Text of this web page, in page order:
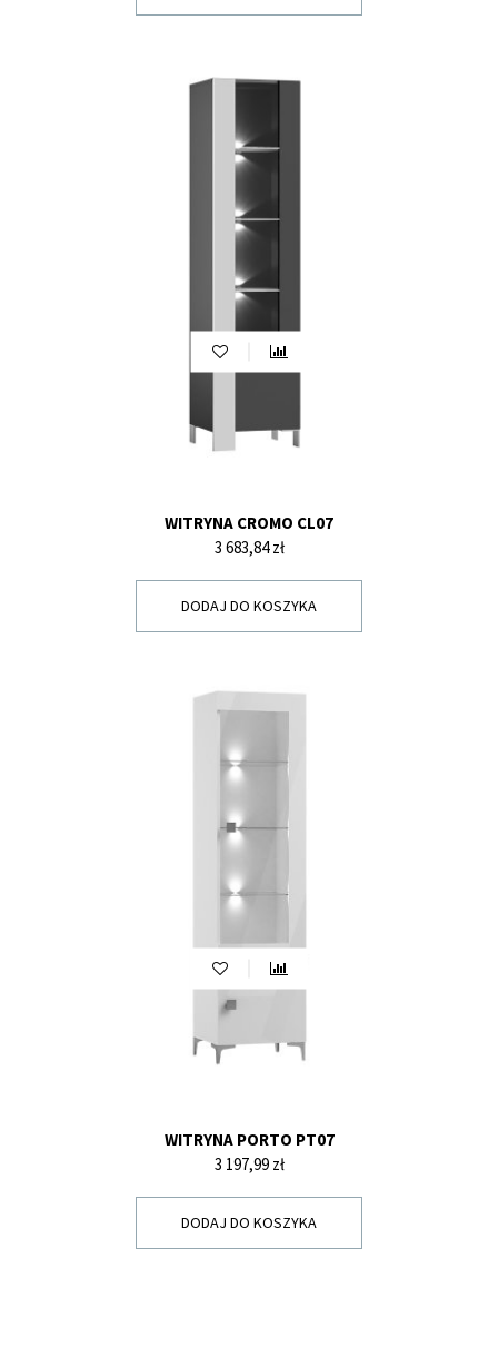
WITRYNA CROMO CL07
Cena
3 683,84 zł
DODAJ DO KOSZYKA
WITRYNA PORTO PT07
Cena
3 197,99 zł
DODAJ DO KOSZYKA